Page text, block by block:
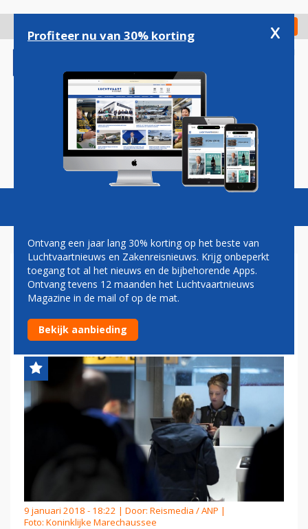
gaan
Check in
Magazine Podcasts Vacatures
PASSAGIERSINFO
ONDERGEBRACHT BIJ
MARECHAUSSEE
9 januari 2018 - 18:22 | Door: Reismedia / ANP |
Foto: Koninklijke Marechaussee
Profiteer nu van 30% korting x
Ontvang een jaar lang 30% korting op het beste van
Luchtvaartnieuws en Zakenreisnieuws. Krijg onbeperkt
toegang tot al het nieuws en de bijbehorende Apps.
Ontvang tevens 12 maanden het Luchtvaartnieuws
Magazine in de mail of op de mat.
Bekijk aanbieding